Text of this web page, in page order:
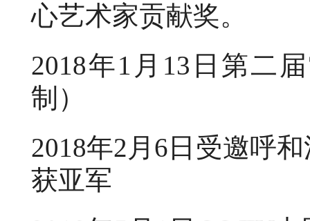
心艺术家贡献奖。
2018年1月13日第二
制）
2018年2月6日受邀呼
获亚军